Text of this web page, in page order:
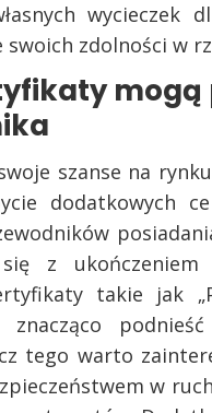
zdolności w
mogą
szanse na
dodatkowych
z ukończeniem
takie jak
znacząco
tego warto
w